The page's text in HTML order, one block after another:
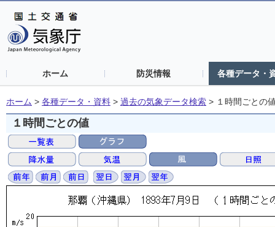
ホーム 防災情報 各種データ・
ホーム > 各種データ・資料 > 過去の気象データ検索 > １時間ごとの
１時間ごとの値